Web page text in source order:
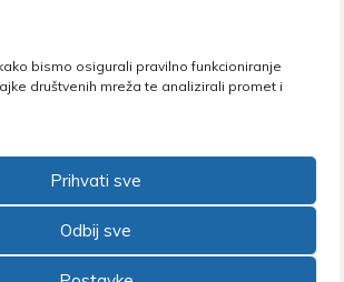
bismo osigurali pravilno funkcioniranje
društvenih mreža te analizirali promet i
Prihvati sve
Odbij sve
znanosti i visokog
Andrašeca 18A / VI kat • 10 000
1 4847 337